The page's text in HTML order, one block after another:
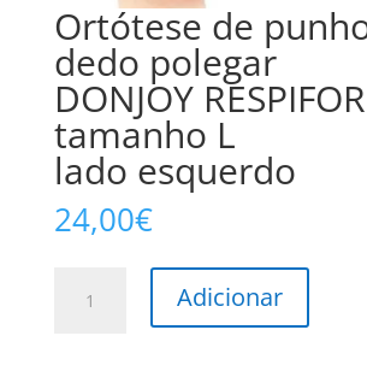
Ortótese de
dedo polegar
DONJOY
tamanho L
lado esquerdo
24,00€
Adicionar